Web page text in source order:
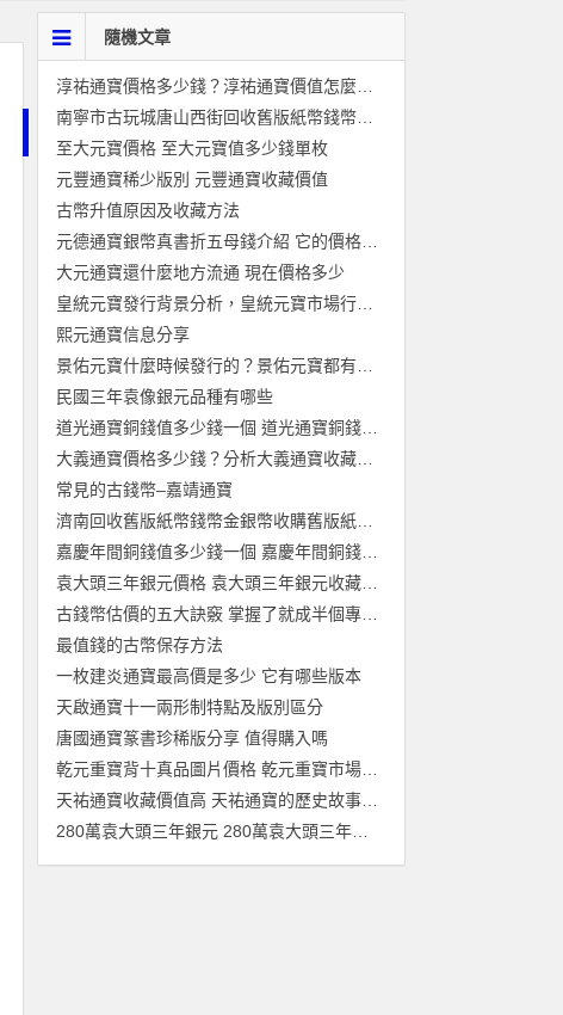
隨機文章
至大元寶價格 至大元寶值多少錢單枚
元豐通寶稀少版別 元豐通寶收藏價值
古幣升值原因及收藏方法
大元通寶還什麼地方流通 現在價格多少
熙元通寶信息分享
民國三年袁像銀元品種有哪些
常見的古錢幣–嘉靖通寶
最值錢的古幣保存方法
一枚建炎通寶最高價是多少 它有哪些版本
天啟通寶十一兩形制特點及版別區分
唐國通寶篆書珍稀版分享 值得購入嗎